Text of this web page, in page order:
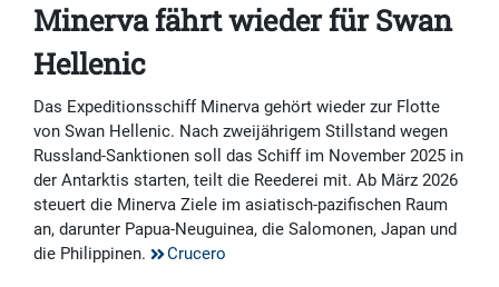
Minerva fährt wieder für Swan
Hellenic
Das Expeditionsschiff Minerva gehört wieder zur Flotte
von Swan Hellenic. Nach zweijährigem Stillstand wegen
Russland-Sanktionen soll das Schiff im November 2025 in
der Antarktis starten, teilt die Reederei mit. Ab März 2026
steuert die Minerva Ziele im asiatisch-pazifischen Raum
an, darunter Papua-Neuguinea, die Salomonen, Japan und
die Philippinen.
Crucero